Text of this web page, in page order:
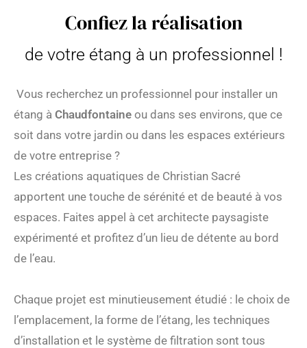
Confiez la réalisation
de votre étang à un professionnel !
Vous recherchez un professionnel pour installer un
étang à Chaudfontaine ou dans ses environs, que ce
soit dans votre jardin ou dans les espaces extérieurs
de votre entreprise ?
Les créations aquatiques de Christian Sacré
apportent une touche de sérénité et de beauté à vos
espaces. Faites appel à cet architecte paysagiste
expérimenté et profitez d’un lieu de détente au bord
de l’eau.
Chaque projet est minutieusement étudié : le choix de
l’emplacement, la forme de l’étang, les techniques
d’installation et le système de filtration sont tous